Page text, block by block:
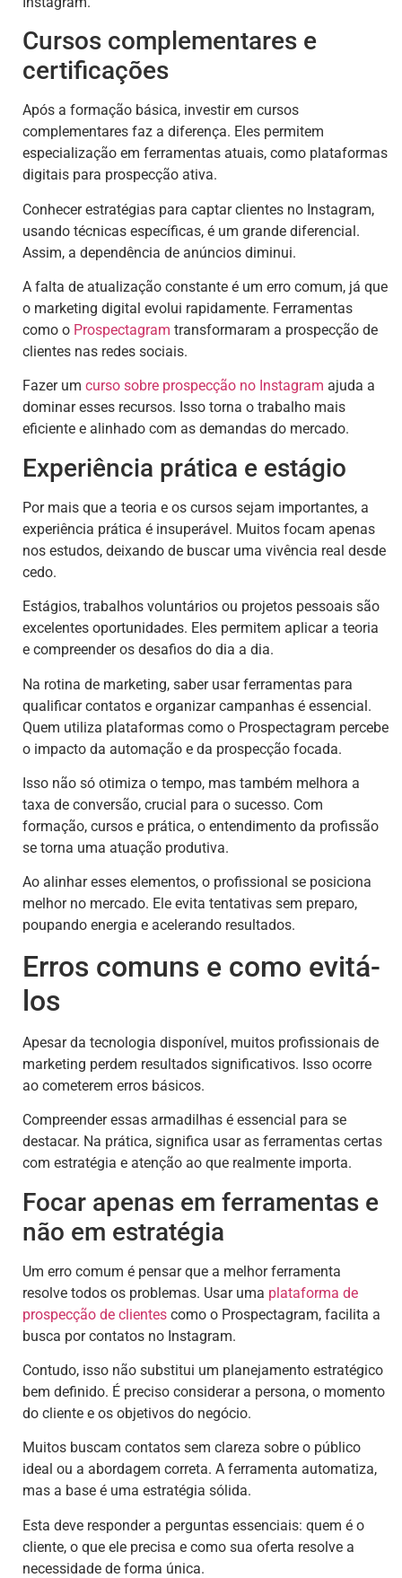
Cursos complementares e
certificações
Após a formação básica, investir em cursos
complementares faz a diferença. Eles permitem
especialização em ferramentas atuais, como plataformas
digitais para prospecção ativa.
Conhecer estratégias para captar clientes no Instagram,
usando técnicas específicas, é um grande diferencial.
Assim, a dependência de anúncios diminui.
A falta de atualização constante é um erro comum, já que
o marketing digital evolui rapidamente. Ferramentas
como o Prospectagram transformaram a prospecção de
clientes nas redes sociais.
Fazer um curso sobre prospecção no Instagram ajuda a
dominar esses recursos. Isso torna o trabalho mais
eficiente e alinhado com as demandas do mercado.
Experiência prática e estágio
Por mais que a teoria e os cursos sejam importantes, a
experiência prática é insuperável. Muitos focam apenas
nos estudos, deixando de buscar uma vivência real desde
cedo.
Estágios, trabalhos voluntários ou projetos pessoais são
excelentes oportunidades. Eles permitem aplicar a teoria
e compreender os desafios do dia a dia.
Na rotina de marketing, saber usar ferramentas para
qualificar contatos e organizar campanhas é essencial.
Quem utiliza plataformas como o Prospectagram percebe
o impacto da automação e da prospecção focada.
Isso não só otimiza o tempo, mas também melhora a
taxa de conversão, crucial para o sucesso. Com
formação, cursos e prática, o entendimento da profissão
se torna uma atuação produtiva.
Ao alinhar esses elementos, o profissional se posiciona
melhor no mercado. Ele evita tentativas sem preparo,
poupando energia e acelerando resultados.
Erros comuns e como evitá-
los
Apesar da tecnologia disponível, muitos profissionais de
marketing perdem resultados significativos. Isso ocorre
ao cometerem erros básicos.
Compreender essas armadilhas é essencial para se
destacar. Na prática, significa usar as ferramentas certas
com estratégia e atenção ao que realmente importa.
Focar apenas em ferramentas e
não em estratégia
Um erro comum é pensar que a melhor ferramenta
resolve todos os problemas. Usar uma plataforma de
prospecção de clientes como o Prospectagram, facilita a
busca por contatos no Instagram.
Contudo, isso não substitui um planejamento estratégico
bem definido. É preciso considerar a persona, o momento
do cliente e os objetivos do negócio.
Muitos buscam contatos sem clareza sobre o público
ideal ou a abordagem correta. A ferramenta automatiza,
mas a base é uma estratégia sólida.
Esta deve responder a perguntas essenciais: quem é o
cliente, o que ele precisa e como sua oferta resolve a
necessidade de forma única.